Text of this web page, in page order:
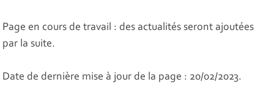
Page en cours de travail : des actualités seront ajoutées
par la suite.
Date de dernière mise à jour de la page : 20/02/2023.